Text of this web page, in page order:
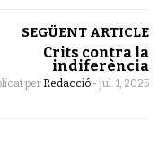
SEGÜENT ARTICLE
Crits contra la
indiferència
per Redacció - jul. 1, 2025